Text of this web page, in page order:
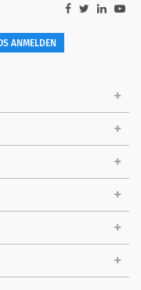
ANMELDEN